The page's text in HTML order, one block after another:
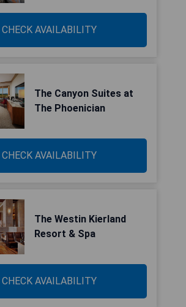
CHECK AVAILABILITY
The Canyon Suites at
The Phoenician
CHECK AVAILABILITY
The Westin Kierland
Resort & Spa
CHECK AVAILABILITY